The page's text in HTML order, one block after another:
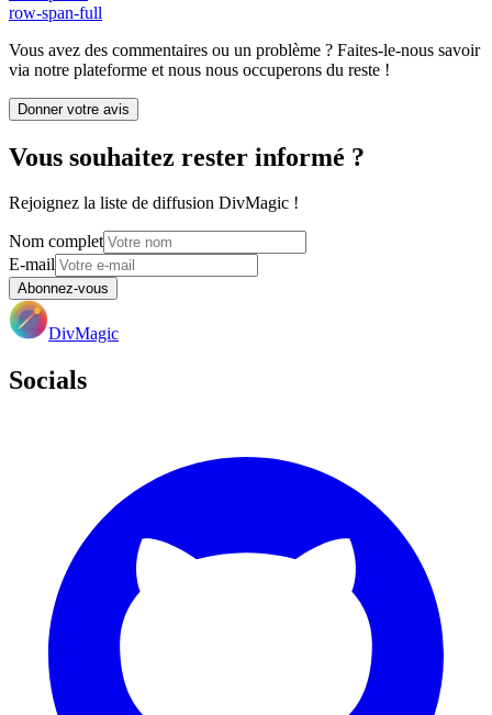
row-span-full
Vous avez des commentaires ou un problème ? Faites-le-nous savoir
via notre plateforme et nous nous occuperons du reste !
Donner votre avis
Vous souhaitez rester informé ?
Rejoignez la liste de diffusion DivMagic !
Nom complet
E-mail
Abonnez-vous
DivMagic
Socials